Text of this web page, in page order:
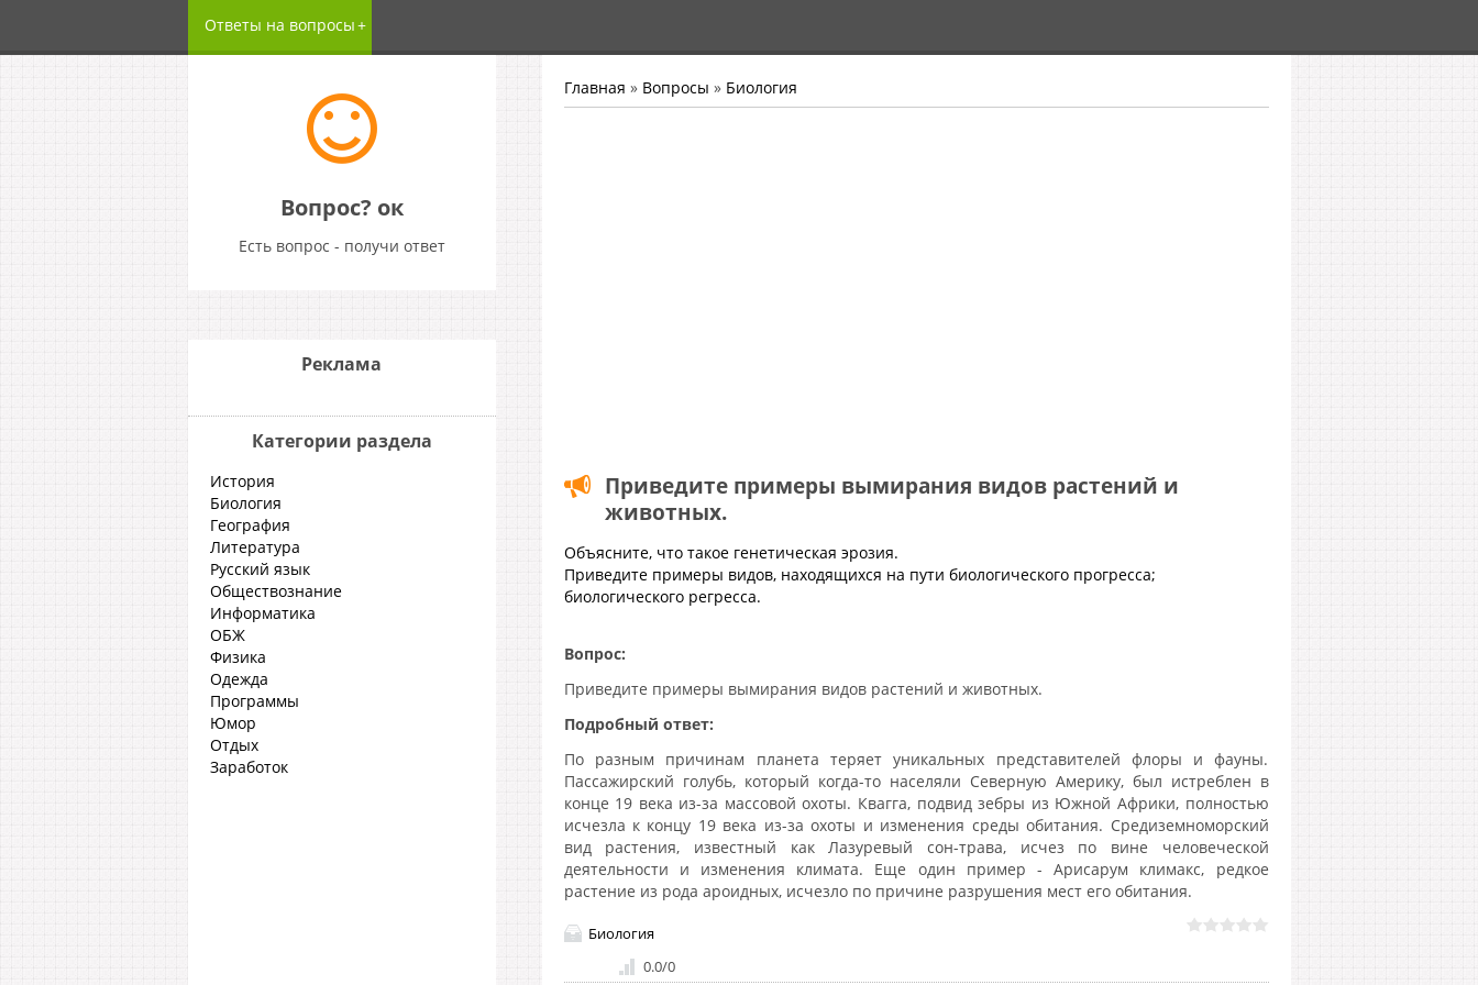
Ответы на вопросы
Вопрос? ок
Есть вопрос - получи ответ
Главная » Вопросы » Биология
Приведите примеры вымирания видов растений и
животных.
Объясните, что такое генетическая эрозия.
Приведите примеры видов, находящихся на пути биологического прогресса;
биологического регресса.
Вопрос:
Приведите примеры вымирания видов растений и животных.
Подробный ответ:
По разным причинам планета теряет уникальных представителей флоры и фауны.
Пассажирский голубь, который когда-то населяли Северную Америку, был истреблен в
конце 19 века из-за массовой охоты. Квагга, подвид зебры из Южной Африки, полностью
исчезла к концу 19 века из-за охоты и изменения среды обитания. Средиземноморский
вид растения, известный как Лазуревый сон-трава, исчез по вине человеческой
деятельности и изменения климата. Еще один пример - Арисарум климакс, редкое
растение из рода ароидных, исчезло по причине разрушения мест его обитания.
Биология
0.0/0
Реклама
Категории раздела
История
Биология
География
Литература
Русский язык
Обществознание
Информатика
ОБЖ
Физика
Одежда
Программы
Юмор
Отдых
Заработок